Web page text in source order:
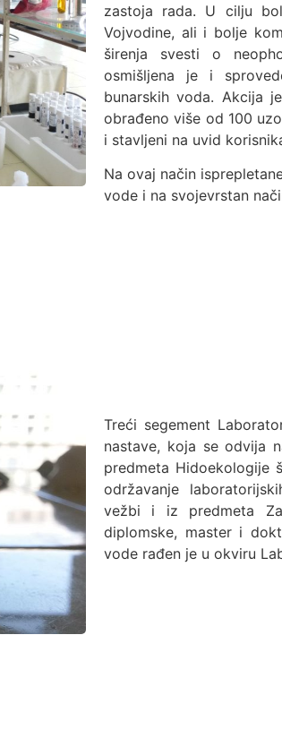
zastoja rada. U cilju
Vojvodine, ali i bolje
širenja svesti o
osmišljena je i
bunarskih voda. Akcija
obrađeno više od 100
i stavljeni na uvid
Na ovaj način
vode i na svojevrstan
Treći segement
nastave, koja se odvija
predmeta Hidoekologije
održavanje
vežbi i iz predmeta
diplomske, master i
vode rađen je u okviru